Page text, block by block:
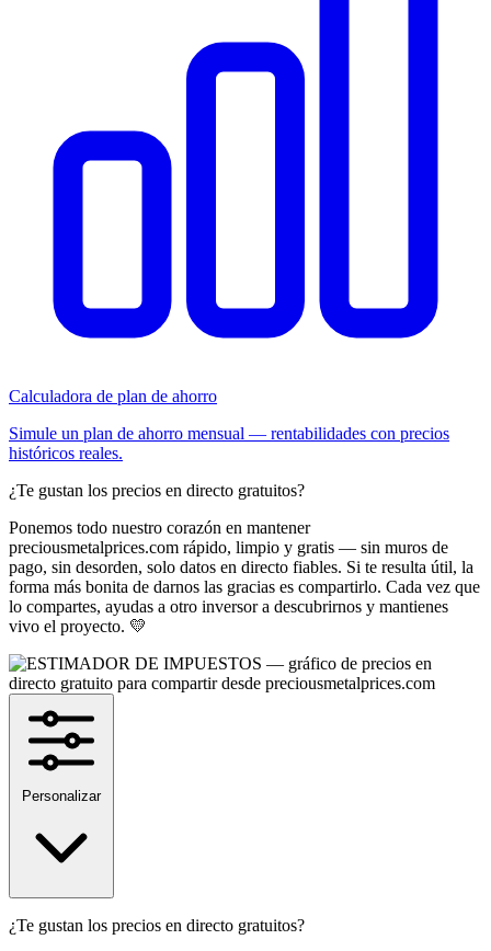
Calculadora de plan de ahorro
Simule un plan de ahorro mensual — rentabilidades con precios
históricos reales.
¿Te gustan los precios en directo gratuitos?
Ponemos todo nuestro corazón en mantener
preciousmetalprices.com rápido, limpio y gratis — sin muros de
pago, sin desorden, solo datos en directo fiables. Si te resulta útil, la
forma más bonita de darnos las gracias es compartirlo. Cada vez que
lo compartes, ayudas a otro inversor a descubrirnos y mantienes
vivo el proyecto. 💛
Personalizar
¿Te gustan los precios en directo gratuitos?